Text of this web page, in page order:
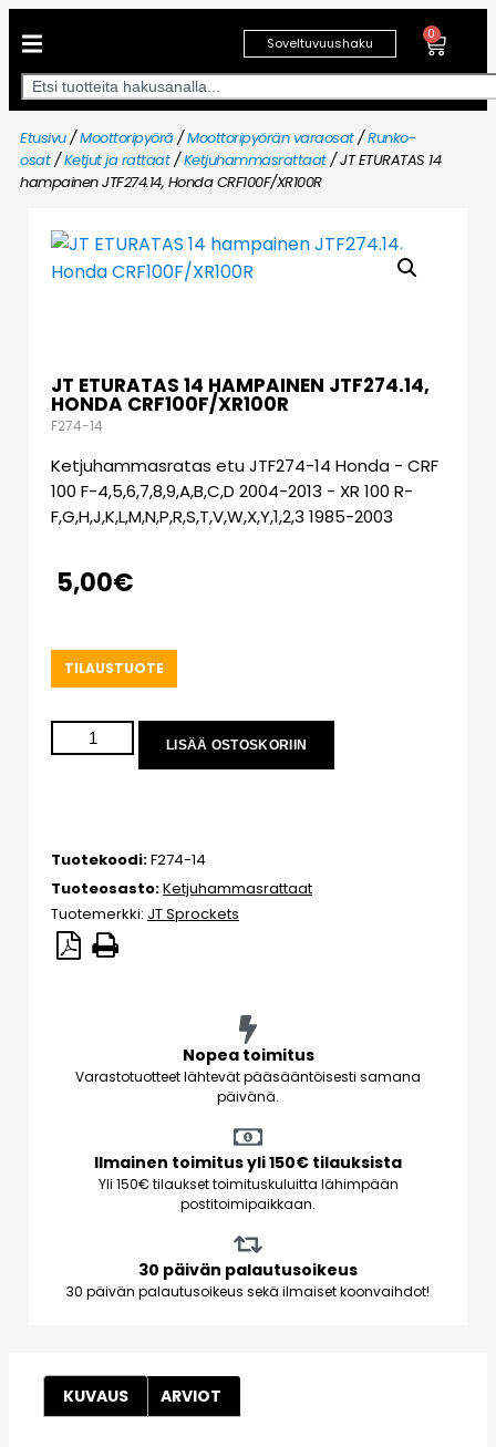
Soveltuvuushaku
0
Etusivu/Moottoripyörä/Moottoripyörän varaosat/Runko-
osat/Ketjut ja rattaat/Ketjuhammasrattaat/ JT ETURATAS 14
hampainen JTF274.14, Honda CRF100F/XR100R
JT ETURATAS 14 HAMPAINEN JTF274.14,
HONDA CRF100F/XR100R
F274-14
Ketjuhammasratas etu JTF274-14 Honda - CRF
100 F-4,5,6,7,8,9,A,B,C,D 2004-2013 - XR 100 R-
F,G,H,J,K,L,M,N,P,R,S,T,V,W,X,Y,1,2,3 1985-2003
5,00€
TILAUSTUOTE
LISÄÄ OSTOSKORIIN
Tuotekoodi:F274-14
Tuoteosasto:Ketjuhammasrattaat
Tuotemerkki: JT Sprockets
Nopea toimitus
Varastotuotteet lähtevät pääsääntöisesti samana
päivänä.
Ilmainen toimitus yli 150€ tilauksista
Yli 150€ tilaukset toimituskuluitta lähimpään
postitoimipaikkaan.
30 päivän palautusoikeus
30 päivän palautusoikeus sekä ilmaiset koonvaihdot!
KUVAUS ARVIOT